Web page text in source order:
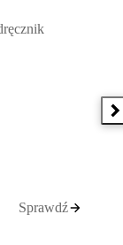
nauczycieli
Sprawdź